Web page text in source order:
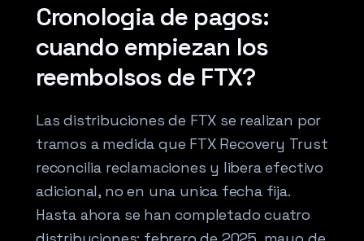
Cronologia de pagos:
cuando empiezan los
reembolsos de FTX?
Las distribuciones de FTX se realizan por
tramos a medida que FTX Recovery Trust
reconcilia reclamaciones y libera efectivo
adicional, no en una unica fecha fija.
Hasta ahora se han completado cuatro